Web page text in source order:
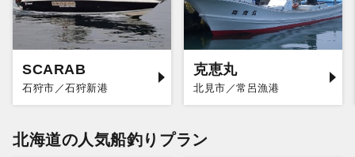
SCARAB
石狩市／石狩新港
克恵丸
北見市／常呂漁港
北海道の人気船釣りプラン